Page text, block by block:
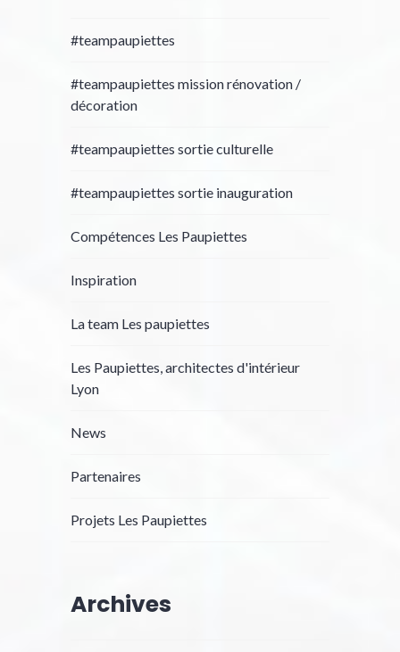
#teampaupiettes
#teampaupiettes mission rénovation /
décoration
#teampaupiettes sortie culturelle
#teampaupiettes sortie inauguration
Compétences Les Paupiettes
Inspiration
La team Les paupiettes
Les Paupiettes, architectes d'intérieur
Lyon
News
Partenaires
Projets Les Paupiettes
Archives